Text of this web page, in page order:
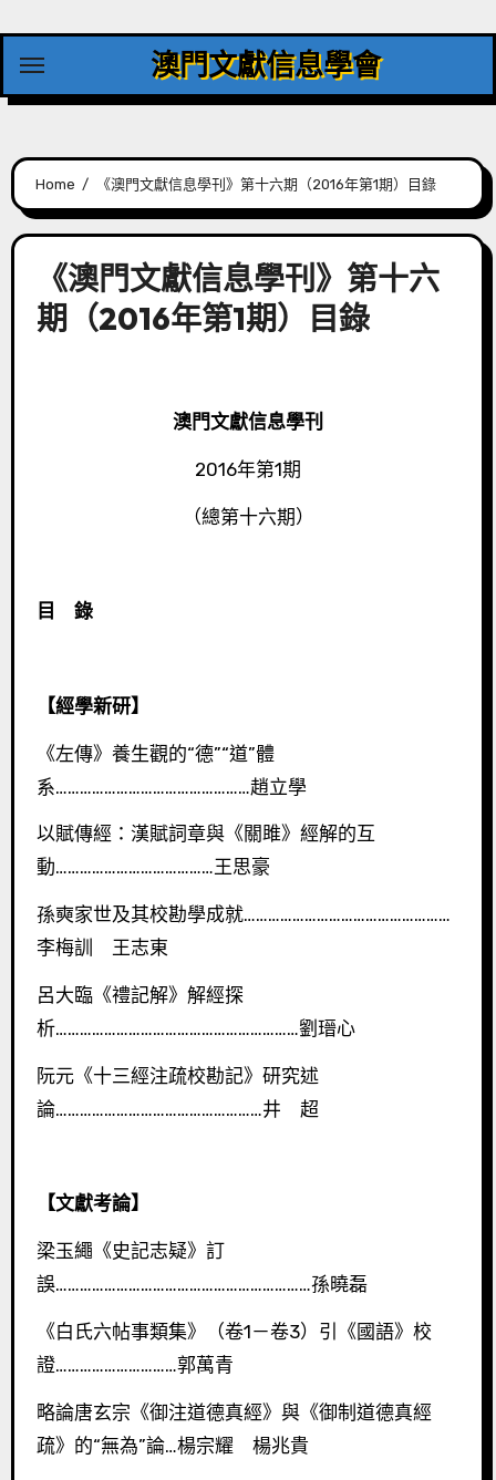
content
澳門文獻信息學會
Home 《澳門文獻信息學刊》第十六期（2016年第1期）目錄
《澳門文獻信息學刊》第十六
期（2016年第1期）目錄
澳門文獻信息學刊
2016年第1期
（總第十六期）
目 錄
【經學新研】
《左傳》養生觀的“德”“道”體
系…………………………………………趙立學
以賦傳經：漢賦詞章與《關雎》經解的互
動…………………………………王思豪
孫奭家世及其校勘學成就……………………………………………
李梅訓 王志東
呂大臨《禮記解》解經探
析……………………………………………………劉瑨心
阮元《十三經注疏校勘記》研究述
論……………………………………………井 超
【文獻考論】
梁玉繩《史記志疑》訂
誤………………………………………………………孫曉磊
《白氏六帖事類集》（卷1－卷3）引《國語》校
證…………………………郭萬青
略論唐玄宗《御注道德真經》與《御制道德真經
疏》的“無為”論…楊宗耀 楊兆貴